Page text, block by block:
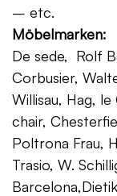
– etc.
Möbelmarken:
De sede, Rolf
Corbusier,
Willisau, Hag,
chair,
Poltrona Frau,
Trasio, W.